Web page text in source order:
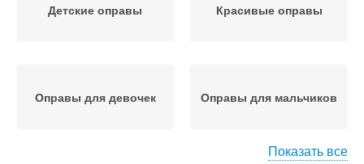
Детские оправы Красивые оправы
Оправы для девочек Оправы для мальчиков
Показать все